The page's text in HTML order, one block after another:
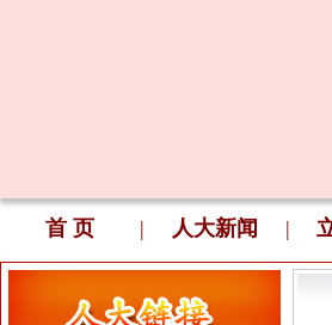
首 页 | 人大新闻 |